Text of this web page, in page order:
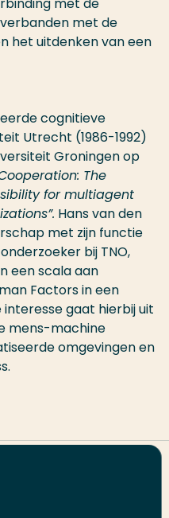
met de
het uitdenken van een
cognitieve
Utrecht (1986-1992)
Groningen op
The
for multiagent
Hans van den
met zijn functie
bij TNO,
een scala aan
Factors in een
gaat hierbij uit
mens-machine
omgevingen en